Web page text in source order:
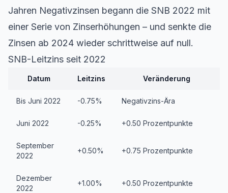
Jahren Negativzinsen begann die SNB 2022 mit
einer Serie von Zinserhöhungen – und senkte die
Zinsen ab 2024 wieder schrittweise auf null.
SNB-Leitzins seit 2022
Datum Leitzins Veränderung
Bis Juni 2022 -0.75% Negativzins-Ära
Juni 2022 -0.25% +0.50 Prozentpunkte
September
2022
+0.50% +0.75 Prozentpunkte
Dezember
2022
+1.00% +0.50 Prozentpunkte